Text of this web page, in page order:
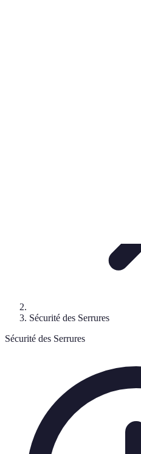
Sécurité des Serrures
Sécurité des Serrures